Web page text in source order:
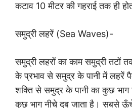
कटाव 10 मीटर की गहराई तक ही
समुद्री लहरें (Sea Waves)-
समुद्री लहरों का काम समुद्री तटों
के प्रभाव से समुद्र के पानी में लहरें
शक्ति से समुद्र के पानी का कुछ
कुछ भाग नीचे दब जाता है। सबसे